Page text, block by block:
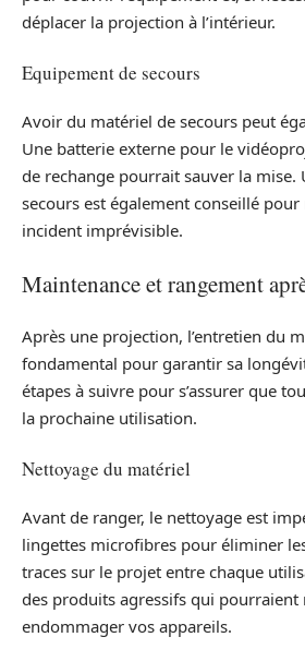
déplacer la projection à l’intérieur.
Equipement de secours
Avoir du matériel de secours peut
Une batterie externe pour le
de rechange pourrait sauver la mise.
secours est également conseillé
incident imprévisible.
Maintenance et rangement
Après une projection, l’entretien du
fondamental pour garantir sa
étapes à suivre pour s’assurer que
la prochaine utilisation.
Nettoyage du matériel
Avant de ranger, le nettoyage est
lingettes microfibres pour éliminer
traces sur le projet entre chaque
des produits agressifs qui pourraient
endommager vos appareils.